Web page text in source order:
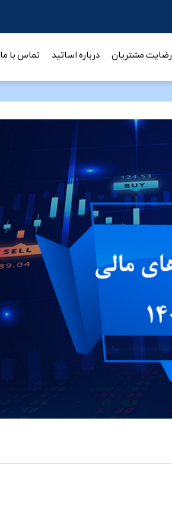
رضایت مشتریان درباره اساتید تماس با ما